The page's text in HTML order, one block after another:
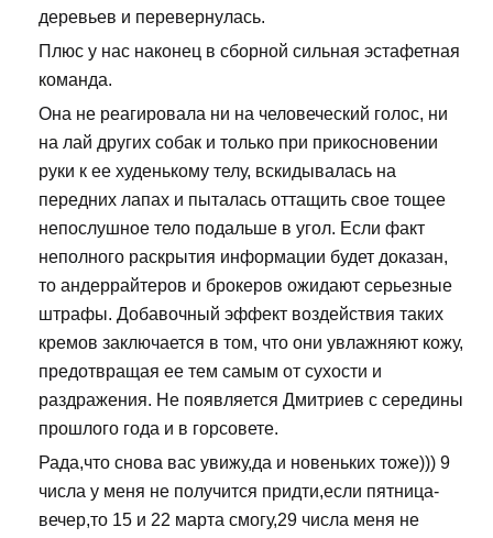
деревьев и перевернулась.
Плюс у нас наконец в сборной сильная эстафетная
команда.
Она не реагировала ни на человеческий голос, ни
на лай других собак и только при прикосновении
руки к ее худенькому телу, вскидывалась на
передних лапах и пыталась оттащить свое тощее
непослушное тело подальше в угол. Если факт
неполного раскрытия информации будет доказан,
то андеррайтеров и брокеров ожидают серьезные
штрафы. Добавочный эффект воздействия таких
кремов заключается в том, что они увлажняют кожу,
предотвращая ее тем самым от сухости и
раздражения. Не появляется Дмитриев с середины
прошлого года и в горсовете.
Рада,что снова вас увижу,да и новеньких тоже))) 9
числа у меня не получится придти,если пятница-
вечер,то 15 и 22 марта смогу,29 числа меня не